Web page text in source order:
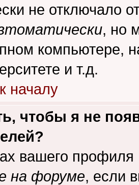
не отключало
, но
компьютере,
и т.д.
началу
чтобы я не
вашего
на форуме, если